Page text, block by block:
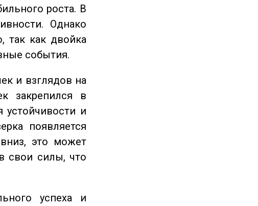
роста. В
Однако
так как двойка
события.
и взглядов на
закрепился в
и
появляется
это может
свои силы, что
успеха и